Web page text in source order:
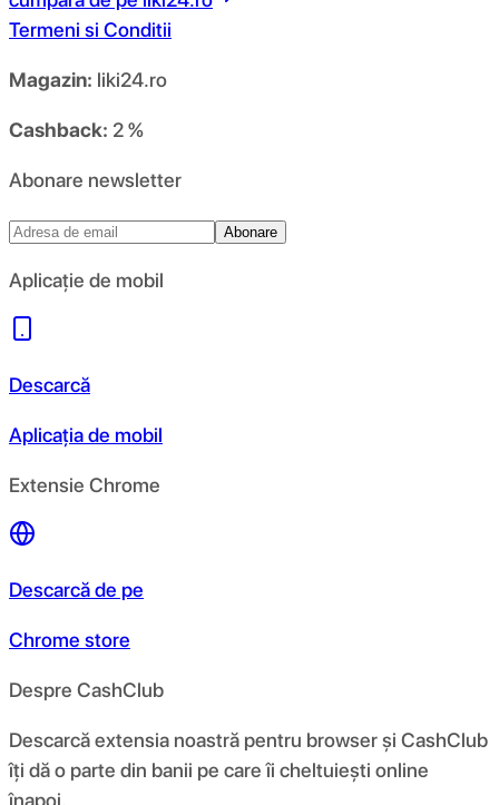
Termeni si Conditii
Magazin: liki24.ro
Cashback: 2 %
Abonare newsletter
Abonare
Aplicație de mobil
Descarcă
Aplicația de mobil
Extensie Chrome
Descarcă de pe
Chrome store
Despre CashClub
Descarcă extensia noastră pentru browser și CashClub
îți dă o parte din banii pe care îi cheltuiești online
înapoi.